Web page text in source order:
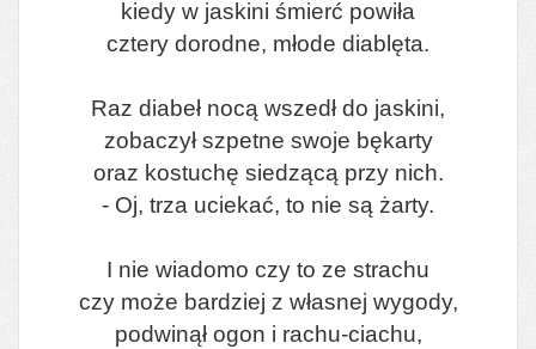
kiedy w jaskini śmierć powiła
cztery dorodne, młode diablęta.
Raz diabeł nocą wszedł do jaskini,
zobaczył szpetne swoje bękarty
oraz kostuchę siedzącą przy nich.
- Oj, trza uciekać, to nie są żarty.
I nie wiadomo czy to ze strachu
czy może bardziej z własnej wygody,
podwinął ogon i rachu-ciachu,